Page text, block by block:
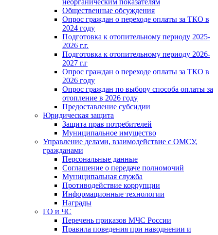
неорганическим показателям
Общественные обсуждения
Опрос граждан о переходе оплаты за ТКО в
2024 году
Подготовка к отопительному периоду 2025-
2026 г.г.
Подготовка к отопительному периоду 2026-
2027 г.г
Опрос граждан о переходе оплаты за ТКО в
2026 году
Опрос граждан по выбору способа оплаты за
отопление в 2026 году
Предоставление субсидии
Юридическая защита
Защита прав потребителей
Муниципальное имущество
Управление делами, взаимодействие с ОМСУ,
гражданами
Персональные данные
Соглашение о передаче полномочий
Муниципальная служба
Противодействие коррупции
Информационные технологии
Награды
ГО и ЧС
Перечень приказов МЧС России
Правила поведения при наводнении и